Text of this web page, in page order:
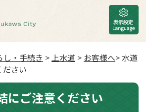
し・手続き >上水道 > お客様へ> 水道
ださい
にご注意ください